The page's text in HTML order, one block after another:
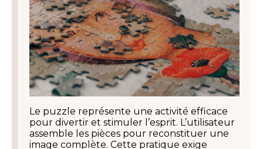
Le puzzle représente une activité efficace
pour divertir et stimuler l’esprit. L’utilisateur
assemble les pièces pour reconstituer une
image complète. Cette pratique exige